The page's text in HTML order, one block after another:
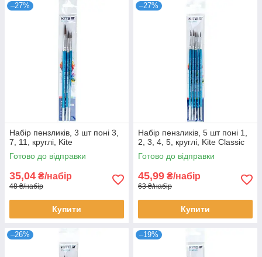
–27%
Набір пензликів, 3 шт поні 3,
7, 11, круглі, Kite
Готово до відправки
35,04 ₴/набір
48 ₴/набір
Купити
–27%
Набір пензликів, 5 шт поні 1,
2, 3, 4, 5, круглі, Kite Classic
Готово до відправки
45,99 ₴/набір
63 ₴/набір
Купити
–26% –19%